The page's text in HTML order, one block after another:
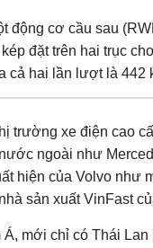
động cơ cầu sau
đặt trên hai trục
cả hai lần lượt là 442
trường xe điện cao
ngoài như
hiện của Volvo như
sản xuất VinFast
mới chỉ có Thái